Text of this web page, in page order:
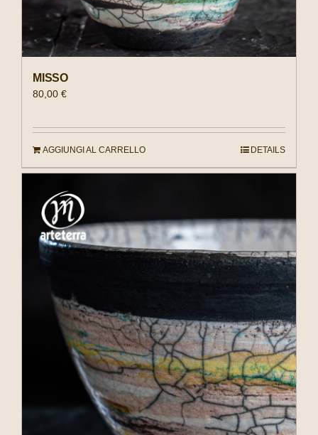
MISSO
80,00 €
AGGIUNGI AL CARRELLO DETAILS